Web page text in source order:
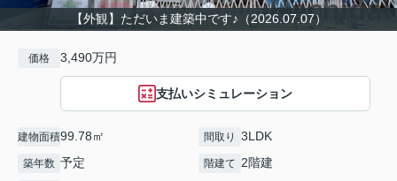
【外観】ただいま建築中です♪（2026.07.07）
価格 3,490万円
支払いシミュレーション
建物面積99.78㎡ 間取り 3LDK
築年数 予定 階建て 2階建